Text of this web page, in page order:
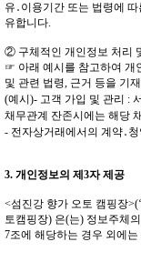
유․이용기간 또는 법령에
유합니다.
② 구체적인 개인정보 처리
☞ 아래 예시를 참고하여 개
및 관련 법령, 근거 등을 기
(예시)- 고객 가입 및 관리 :
채무관계 잔존시에는 해당
- 전자상거래에서의 계약․
3. 개인정보의 제3자 제공
<섬진강 향가 오토 캠핑장
토캠핑장) 은(는) 정보주체
7조에 해당하는 경우 외에